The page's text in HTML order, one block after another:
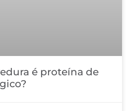
é proteína de